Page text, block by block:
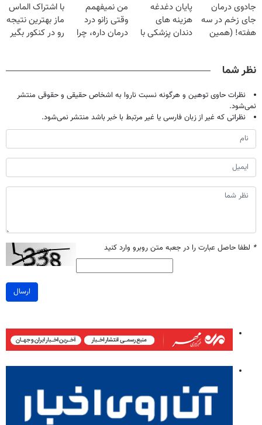
میلیون تومان!!!
میلیون !
جادوی درمان
جای زخم در سه
هفته! (همین
پایان دغدغه
هزینه های
دندان پزشکی با
من نمیفهمم
وقتی زانو درد
درمان داره، چرا
با اشتراک الماس
ماز بهترین نتیجه
رو در کنکور بگیر
نظر شما
نظرات حاوی توهین و هرگونه نسبت ناروا به اشخاص حقیقی و حقوقی منتشر
نمی‌شود.
نظراتی که غیر از زبان فارسی یا غیر مرتبط با خبر باشد منتشر نمی‌شود.
* لطفا حاصل عبارت را در جعبه متن روبرو وارد کنید
ارسال